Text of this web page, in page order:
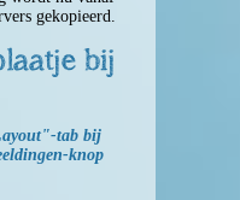
gekopieerd.
bij
tab bij
knop